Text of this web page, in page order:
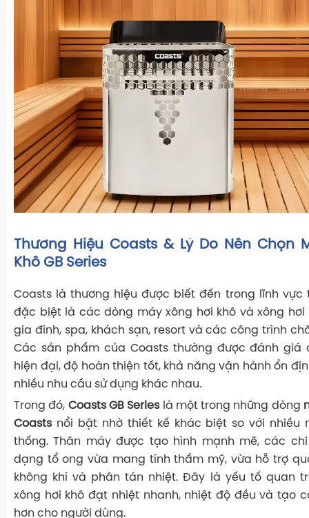
Thương Hiệu Coasts & Lý Do Nên Chọn
Khô GB Series
Coasts là thương hiệu được biết đến trong lĩnh vực
đặc biệt là các dòng máy xông hơi khô và xông hơi
gia đình, spa, khách sạn, resort và các công trình
Các sản phẩm của Coasts thường được đánh giá
hiện đại, độ hoàn thiện tốt, khả năng vận hành ổn
nhiều nhu cầu sử dụng khác nhau.
Trong đó, Coasts GB Series là một trong những dòng
Coasts nổi bật nhờ thiết kế khác biệt so với nhiều
thống. Thân máy được tạo hình mạnh mẽ, các
dạng tổ ong vừa mang tính thẩm mỹ, vừa hỗ trợ
không khí và phân tán nhiệt. Đây là yếu tố quan
xông hơi khô đạt nhiệt nhanh, nhiệt độ đều và tạo
hơn cho người dùng.